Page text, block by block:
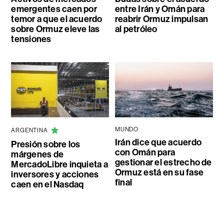
emergentes caen por
temor a que el acuerdo
sobre Ormuz eleve las
tensiones
entre Irán y Omán para
reabrir Ormuz impulsan
al petróleo
ARGENTINA
Presión sobre los
márgenes de
MercadoLibre inquieta a
inversores y acciones
caen en el Nasdaq
MUNDO
Irán dice que acuerdo
con Omán para
gestionar el estrecho de
Ormuz está en su fase
final